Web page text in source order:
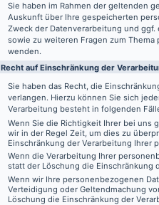
Sie haben im Rahmen der geltenden
Auskunft über Ihre gespeicherten
Zweck der Datenverarbeitung und
sowie zu weiteren Fragen zum
wenden.
Recht auf Einschränkung der
Sie haben das Recht, die
verlangen. Hierzu können Sie sich
Verarbeitung besteht in folgenden
Wenn Sie die Richtigkeit Ihrer bei
wir in der Regel Zeit, um dies zu
Einschränkung der Verarbeitung Ihrer
Wenn die Verarbeitung Ihrer
statt der Löschung die Einschränkung
Wenn wir Ihre personenbezogenen
Verteidigung oder Geltendmachung
Löschung die Einschränkung der